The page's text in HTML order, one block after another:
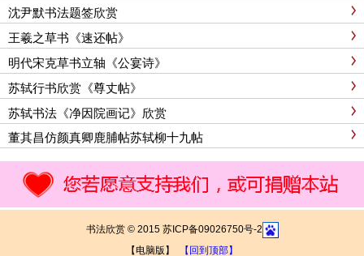
沈尹默书法题签欣赏
王羲之草书《速还帖》
明代宋克草书立轴《公宴诗》
苏轼行书欣赏《尊丈帖》
苏轼书法《净因院画记》欣赏
董其昌仿颜真卿鹿脯帖苏轼柳十九帖
书法欣赏 © 2015 苏ICP备09026750号-2
【电脑版】
【回到顶部】